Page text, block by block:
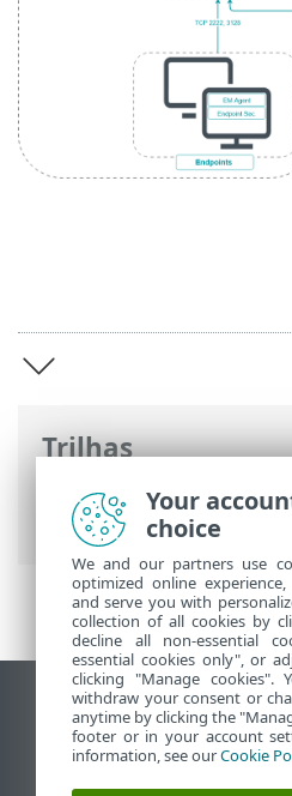
Trilhas
Ajuda on-line ESET>
Bridge introdução
Ver site para desktop
End of Life
Base de conhecimento
Your
choice
We and our partners use
optimized online
and serve you with
collection of all cookies by
decline all non-essential
essential cookies only", or
clicking "Manage
withdraw your consent or
anytime by clicking the
footer or in your account
information, see ourCookie